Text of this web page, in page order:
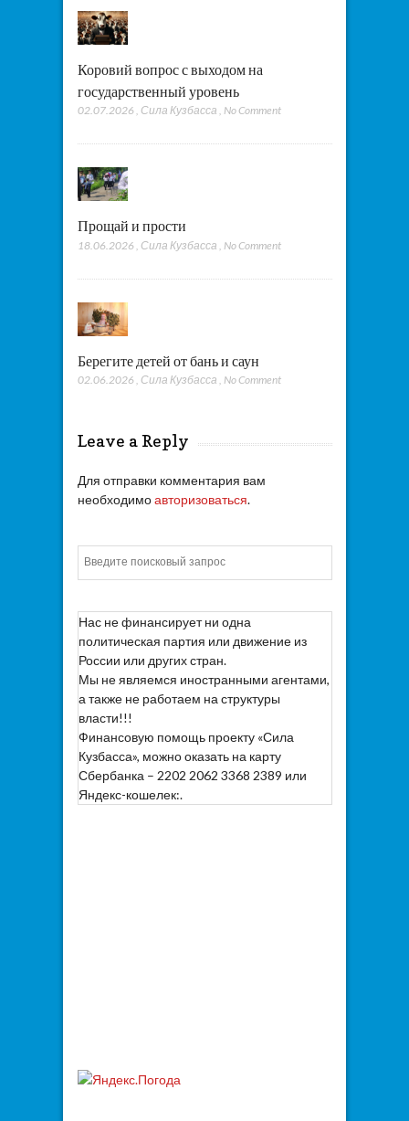
Коровий вопрос с выходом на
государственный уровень
02.07.2026 , Сила Кузбасса , No Comment
Прощай и прости
18.06.2026 Сила Кузбасса No Comment
Берегите детей от бань и саун
02.06.2026 , Сила Кузбасса , No Comment
Leave a Reply
Для отправки комментария вам
необходимоавторизоваться.
Нас не финансирует ни одна
политическая партия или движение из
России или других стран.
Мы не являемся иностранными агентами,
а также не работаем на структуры
власти!!!
Финансовую помощь проекту «Сила
Кузбасса», можно оказать на карту
Сбербанка – 2202 2062 3368 2389 или
Яндекс-кошелек:.